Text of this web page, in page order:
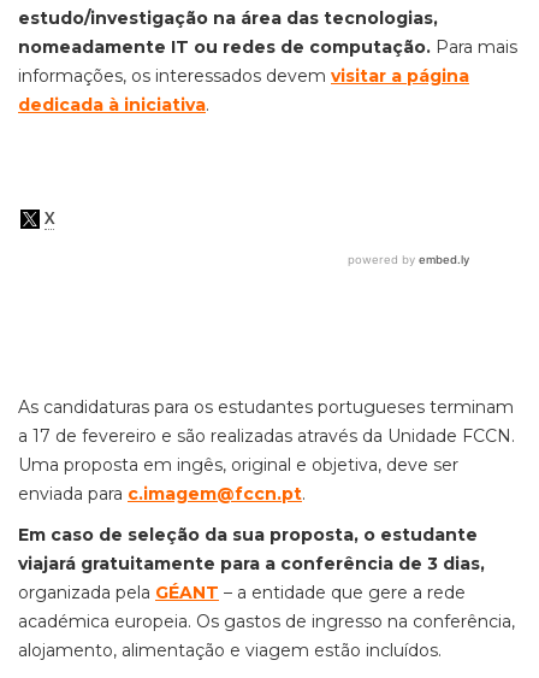
estudo/investigação na área das tecnologias,
nomeadamente IT ou redes de computação. Para mais
informações, os interessados devem visitar a página
dedicada à iniciativa.
As candidaturas para os estudantes portugueses terminam
a 17 de fevereiro e são realizadas através da Unidade FCCN.
Uma proposta em ingês, original e objetiva, deve ser
enviada para c.imagem@fccn.pt.
Em caso de seleção da sua proposta, o estudante
viajará gratuitamente para a conferência de 3 dias,
organizada pela GÉANT – a entidade que gere a rede
académica europeia. Os gastos de ingresso na conferência,
alojamento, alimentação e viagem estão incluídos.